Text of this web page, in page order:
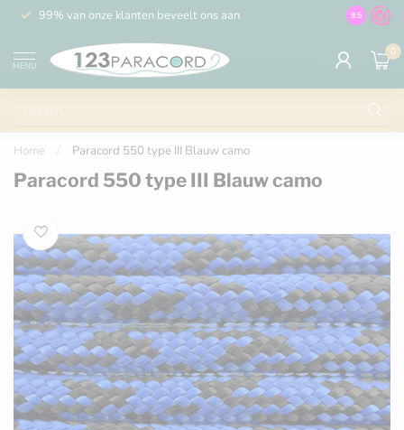
99% van onze klanten beveelt ons aan 100% de
9.5
MENU
0
Home Paracord 550 type III Blauw camo
Paracord 550 type III Blauw camo